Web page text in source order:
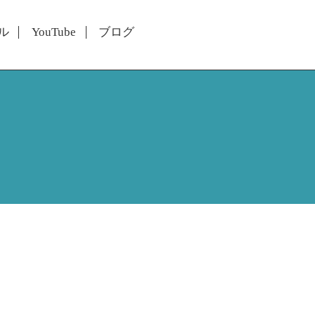
YouTube ブログ